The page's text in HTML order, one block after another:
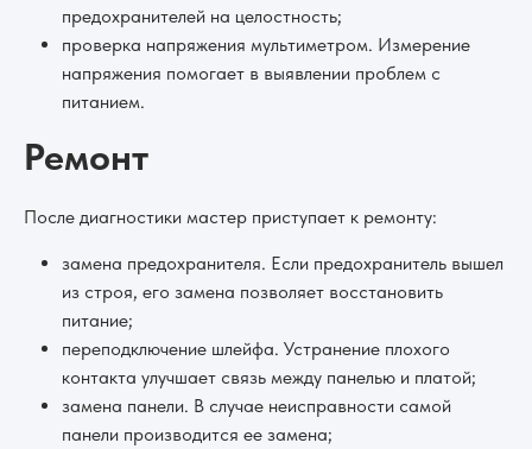
предохранителей на целостность;
проверка напряжения мультиметром. Измерение
напряжения помогает в выявлении проблем с
питанием.
Ремонт
После диагностики мастер приступает к ремонту:
замена предохранителя. Если предохранитель вышел
из строя, его замена позволяет восстановить
питание;
переподключение шлейфа. Устранение плохого
контакта улучшает связь между панелью и платой;
замена панели. В случае неисправности самой
панели производится ее замена;